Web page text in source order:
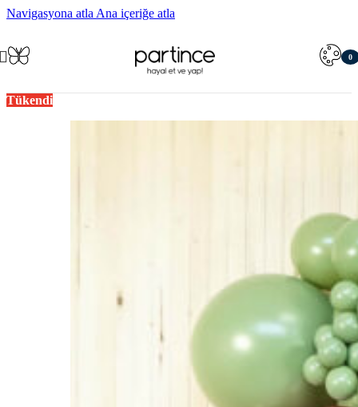
Navigasyona atla Ana içeriğe atla
0
Tükendi